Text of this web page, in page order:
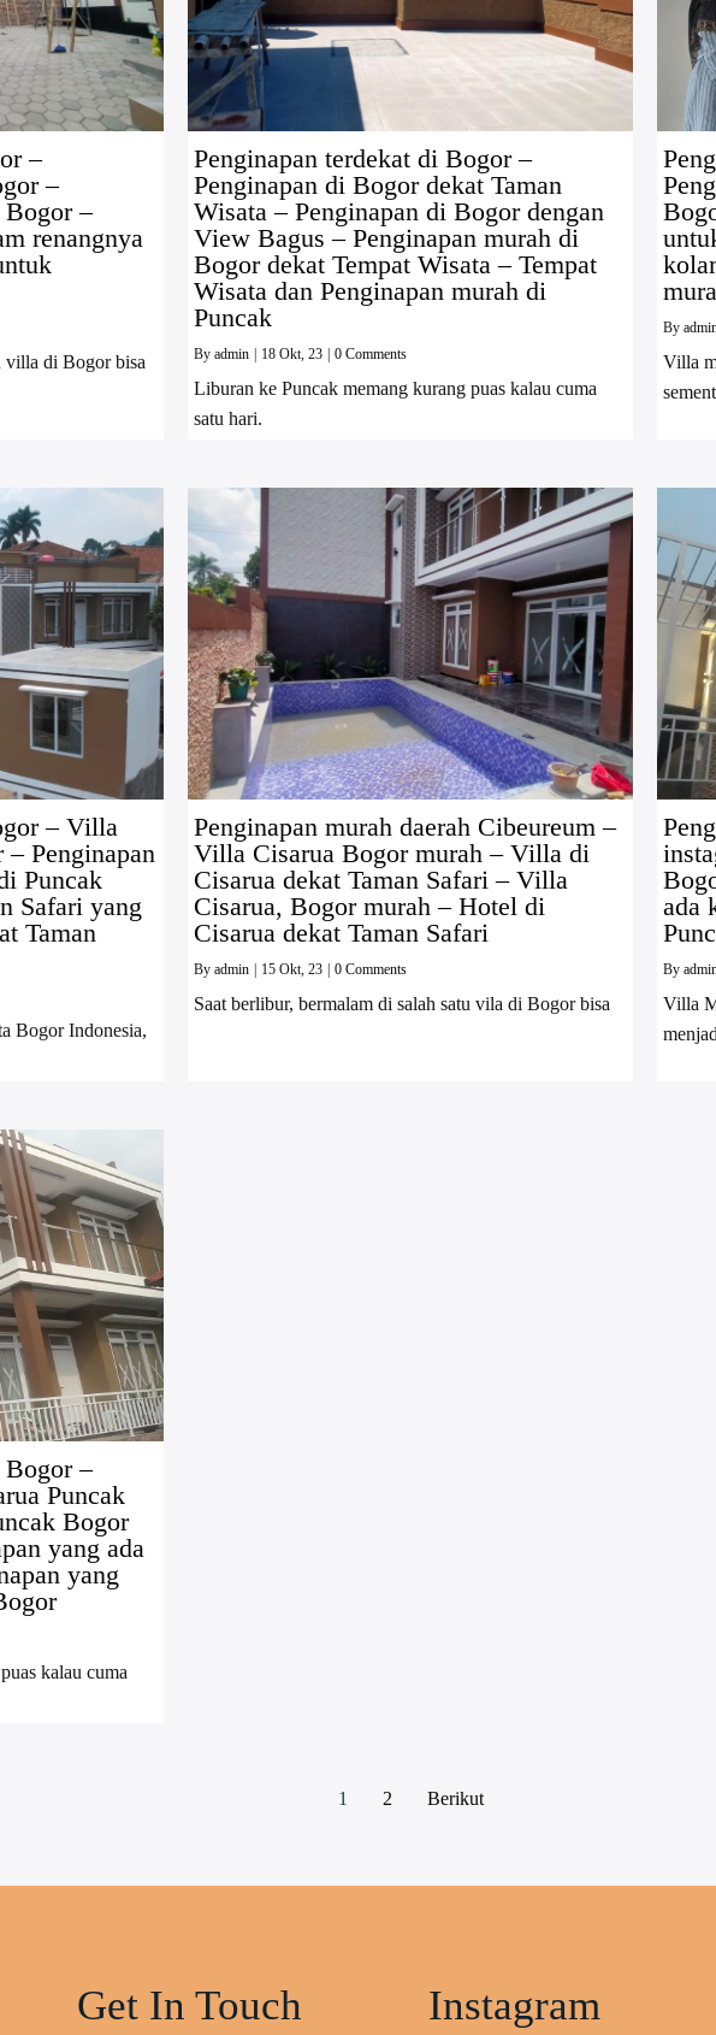
–
–
Bogor –
renangnya
villa di Bogor bisa
Penginapan terdekat di Bogor –
Penginapan di Bogor dekat Taman
Wisata – Penginapan di Bogor dengan
View Bagus – Penginapan murah di
Bogor dekat Tempat Wisata – Tempat
Wisata dan Penginapan murah di
Puncak
By admin 18 Okt, 23 0 Comments
Liburan ke Puncak memang kurang puas kalau cuma
satu hari.
By
Villa
– Villa
– Penginapan
Puncak
Safari yang
Taman
Bogor Indonesia,
Penginapan murah daerah Cibeureum –
Villa Cisarua Bogor murah – Villa di
Cisarua dekat Taman Safari – Villa
Cisarua, Bogor murah – Hotel di
Cisarua dekat Taman Safari
By admin 15 Okt, 23 0 Comments
Saat berlibur, bermalam di salah satu vila di Bogor bisa
ada
By
Villa
Bogor –
Puncak
Bogor
yang ada
yang
kalau cuma
1 2 Berikut
Get In Touch Instagram